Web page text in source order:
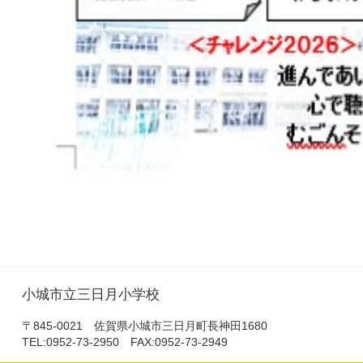
小城市立三日月小学校
〒845-0021 佐賀県小城市三日月町長神田1680
TEL:0952-73-2950 FAX:0952-73-2949